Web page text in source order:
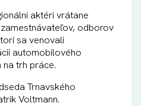
aktéri vrátane
odborov
sa venovali
automobilového
trh práce.
Trnavského
Voltmann.